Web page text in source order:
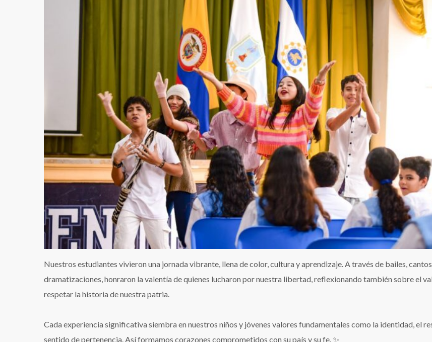
Nuestros estudiantes vivieron una jornada vibrante, llena de color, cultura y aprendizaje. A través de bailes,
dramatizaciones, honraron la valentía de quienes lucharon por nuestra libertad, reflexionando también sobre el
respetar la historia de nuestra patria.
Cada experiencia significativa siembra en nuestros niños y jóvenes valores fundamentales como la identidad, el
sentido de pertenencia. Así formamos corazones comprometidos con su país y su fe. ✨